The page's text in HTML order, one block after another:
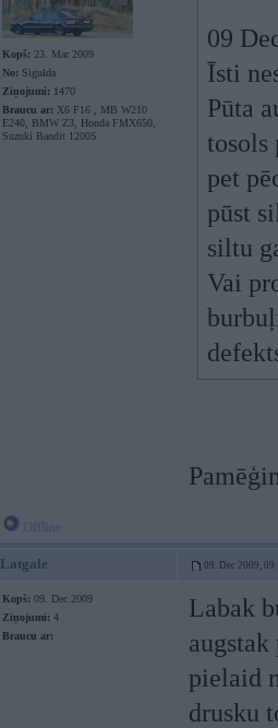
Kopš: 23. Mar 2009
No: Sigulda
Ziņojumi: 1470
Braucu ar: X6 F16 , MB W210
E240, BMW Z3, Honda FMX650,
Suzuki Bandit 1200S
09
Īsti
Pūta
tosols
pet
pūst
siltu
Vai
Latgale 09. Dec 2009,
Kopš: 09. Dec 2009
Ziņojumi: 4
Braucu ar:
Labak
pielaid
drusku